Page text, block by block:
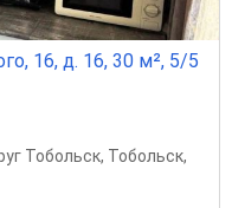
16, д. 16, 30 м², 5/5
Тобольск, Тобольск,